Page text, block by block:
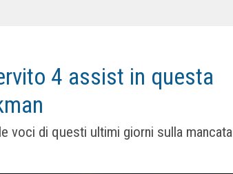
4 assist in questa
voci di questi ultimi giorni sulla mancata